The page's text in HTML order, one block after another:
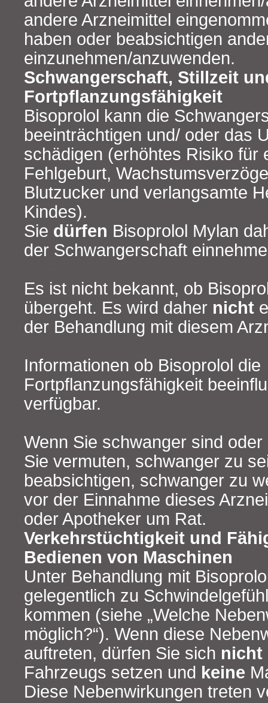
andere Arzneimittel
haben oder beabsichtigen
einzunehmen/anzuwenden.
Schwangerschaft, Stillzeit
Fortpflanzungsfähigkeit
Bisoprolol kann die
beeinträchtigen und/ oder das
schädigen (erhöhtes Risiko für
Fehlgeburt,
Blutzucker und verlangsamte
Kindes).
Sie dürfen Bisoprolol Mylan
der Schwangerschaft
Es ist nicht bekannt, ob
übergeht. Es wird daher nicht
der Behandlung mit diesem
Informationen ob Bisoprolol die
Fortpflanzungsfähigkeit
verfügbar.
Wenn Sie schwanger sind
Sie vermuten, schwanger zu
beabsichtigen, schwanger zu
vor der Einnahme dieses
oder Apotheker um Rat.
Verkehrstüchtigkeit und
Bedienen von Maschinen
Unter Behandlung mit
gelegentlich zu
kommen (siehe „Welche
möglich?“). Wenn diese
auftreten, dürfen Sie sich nicht
Fahrzeugs setzen und keine
Diese Nebenwirkungen treten